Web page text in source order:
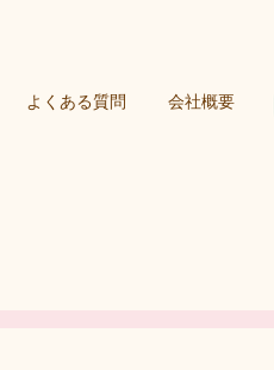
よくある質問 会社概要